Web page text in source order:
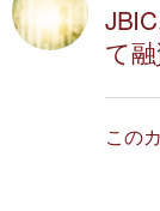
て
この